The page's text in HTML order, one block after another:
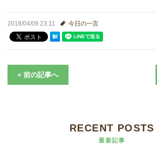
2018/04/09 23:11 今日の一言
« 前の記事へ
RECENT POSTS
最新記事